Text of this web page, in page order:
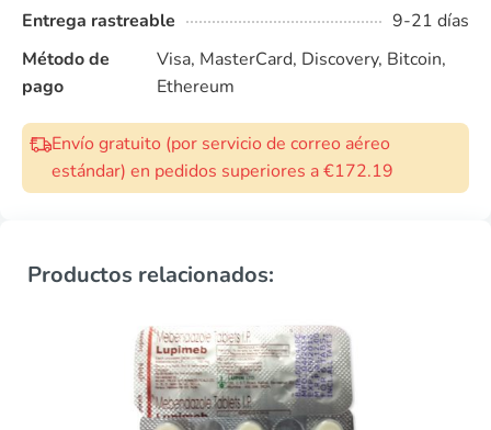
Entrega rastreable
9-21 días
Método de
pago
Visa, MasterCard, Discovery, Bitcoin,
Ethereum
Envío gratuito (por servicio de correo aéreo
estándar) en pedidos superiores a €172.19
Productos relacionados: